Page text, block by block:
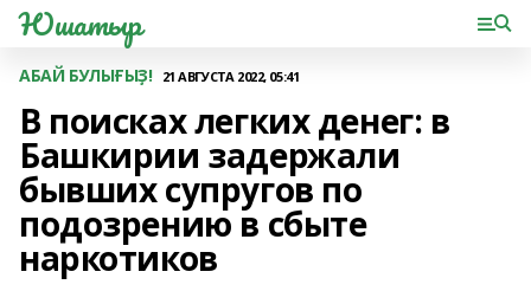
Юшатыр
АБАЙ БУЛЫҒЫҘ! 21 АВГУСТА 2022, 05:41
В поисках легких денег: в
Башкирии задержали
бывших супругов по
подозрению в сбыте
наркотиков